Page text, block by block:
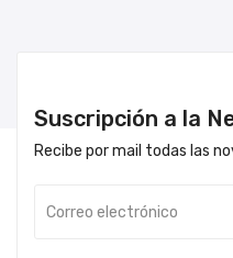
Suscripción a la
Recibe por mail todas las